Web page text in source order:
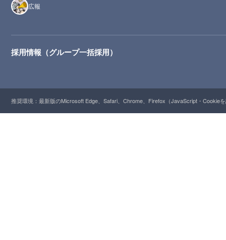
広報
採用情報（グループ一括採用）
推奨環境：最新版のMicrosoft Edge、Safari、Chrome、Firefox（JavaScript・Cookie